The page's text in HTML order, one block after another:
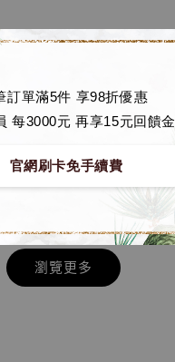
訂單滿5件 享98折優惠
每3000元 再享15元回饋金
官網刷卡免手續費
加購優惠【悟空 鳥山明紀念款 [奇蹟工作室]】
瀏覽更多